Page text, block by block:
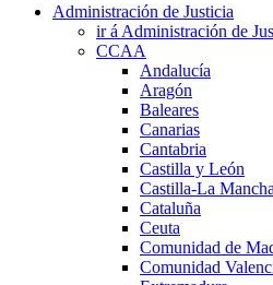
Administración de Justicia
ir á Administración de
CCAA
Andalucía
Aragón
Baleares
Canarias
Cantabria
Castilla y León
Castilla-La Mancha
Cataluña
Ceuta
Comunidad de
Comunidad